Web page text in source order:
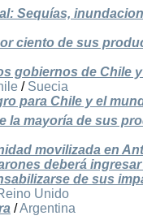
Sequías,
ciento de sus
gobiernos de Chile
/ Suecia
para Chile y el
la mayoría de sus
movilizada en
deberá ingresar
de sus
Unido
/Argentina